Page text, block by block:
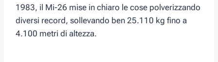
1983, il Mi-26 mise in chiaro le cose polverizzando
diversi record, sollevando ben 25.110 kg fino a
4.100 metri di altezza.